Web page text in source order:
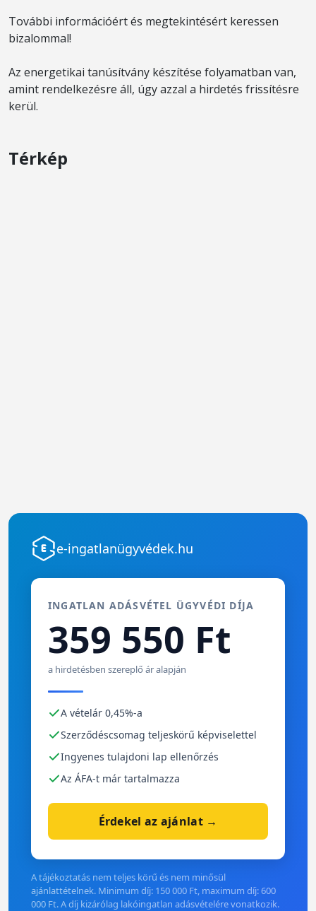
További információért és megtekintésért keressen
bizalommal!
Az energetikai tanúsítvány készítése folyamatban van,
amint rendelkezésre áll, úgy azzal a hirdetés frissítésre
kerül.
Térkép
e-ingatlanügyvédek.hu
INGATLAN ADÁSVÉTEL ÜGYVÉDI DÍJA
359 550 Ft
a hirdetésben szereplő ár alapján
A vételár 0,45%-a
Szerződéscsomag teljeskörű képviselettel
Ingyenes tulajdoni lap ellenőrzés
Az ÁFA-t már tartalmazza
Érdekel az ajánlat →
A tájékoztatás nem teljes körű és nem minősül
ajánlattételnek. Minimum díj: 150 000 Ft, maximum díj: 600
000 Ft. A díj kizárólag lakóingatlan adásvételére vonatkozik.